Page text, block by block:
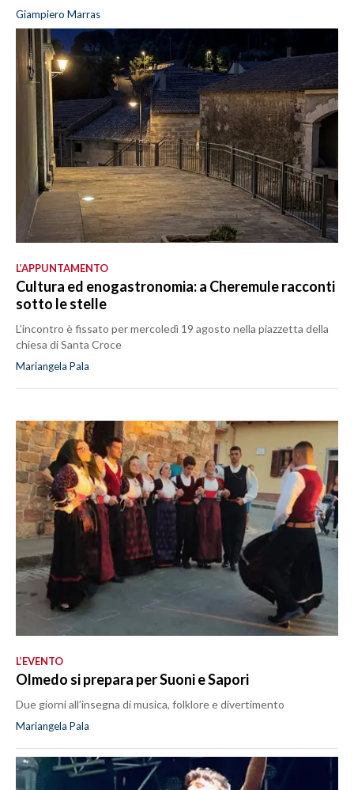
Giampiero Marras
L’APPUNTAMENTO
Cultura ed enogastronomia: a Cheremule racconti
sotto le stelle
L’incontro è fissato per mercoledì 19 agosto nella piazzetta della
chiesa di Santa Croce
Mariangela Pala
L’EVENTO
Olmedo si prepara per Suoni e Sapori
Due giorni all’insegna di musica, folklore e divertimento
Mariangela Pala